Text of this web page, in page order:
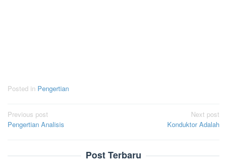
Posted in Pengertian
Post
navigation
Previous post
Pengertian Analisis
Next post
Konduktor Adalah
Post Terbaru